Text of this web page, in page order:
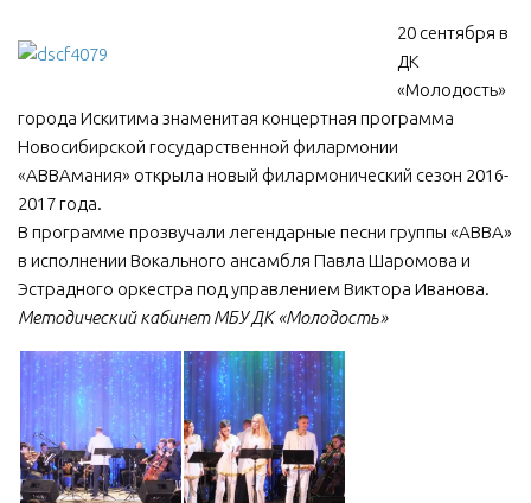
Правовая база
Противодействие коррупции
Учреждения культуры
МБУ Дом культуры «Октябрь»
МБОУ ДО «Детская школа искусств»
МБОУ ДО «Детская музыкальная школа»
МБУК «Искитимский городской историко-художественный
музей»
МБУ Парк культуры и отдыха им. И.В. Коротеева
20 сентября в
ДК
«Молодость»
города Искитима знаменитая концертная программа
Новосибирской государственной филармонии
«ABBAмания» открыла новый филармонический сезон 2016-
2017 года.
В программе прозвучали легендарные песни группы «АВВА»
в исполнении Вокального ансамбля Павла Шаромова и
Эстрадного оркестра под управлением Виктора Иванова.
Методический кабинет МБУ ДК «Молодость»